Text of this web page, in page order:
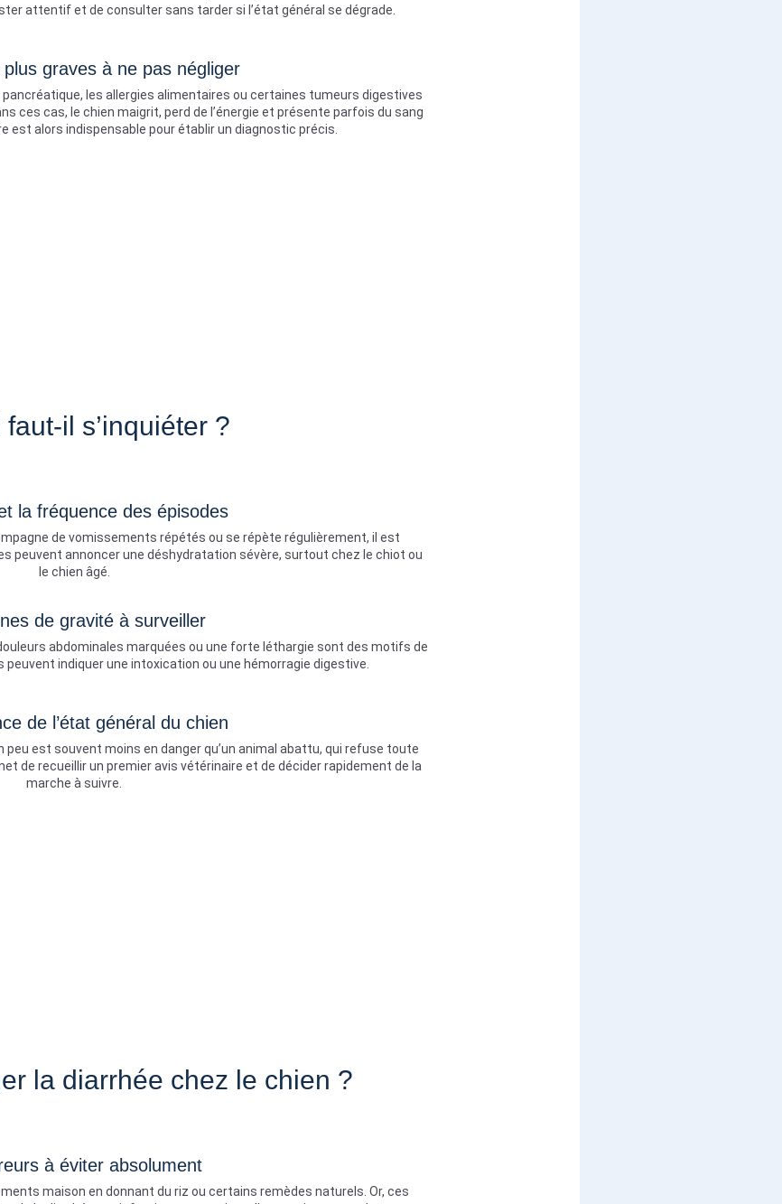
attentif et de consulter sans tarder si l’état général se dégrade.
graves à ne pas négliger
les allergies alimentaires ou certaines tumeurs digestives
ces cas, le chien maigrit, perd de l’énergie et présente parfois du sang
est alors indispensable pour établir un diagnostic précis.
il s’inquiéter ?
la fréquence des épisodes
de vomissements répétés ou se répète régulièrement, il est
peuvent annoncer une déshydratation sévère, surtout chez le chiot ou
le chien âgé.
de gravité à surveiller
abdominales marquées ou une forte léthargie sont des motifs de
indiquer une intoxication ou une hémorragie digestive.
de l’état général du chien
peu est souvent moins en danger qu’un animal abattu, qui refuse toute
de recueillir un premier avis vétérinaire et de décider rapidement de la
marche à suivre.
la diarrhée chez le chien ?
à éviter absolument
maison en donnant du riz ou certains remèdes naturels. Or, ces